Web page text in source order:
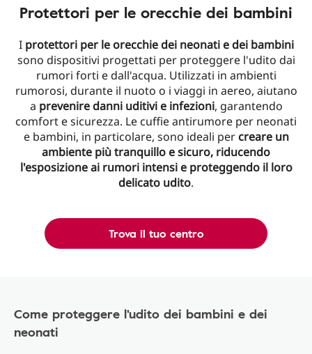
Protettori per le orecchie dei bambini
I protettori per le orecchie dei neonati e dei bambini
sono dispositivi progettati per proteggere l'udito dai
rumori forti e dall'acqua. Utilizzati in ambienti
rumorosi, durante il nuoto o i viaggi in aereo, aiutano
a prevenire danni uditivi e infezioni, garantendo
comfort e sicurezza. Le cuffie antirumore per neonati
e bambini, in particolare, sono ideali per creare un
ambiente più tranquillo e sicuro, riducendo
l'esposizione ai rumori intensi e proteggendo il loro
delicato udito.
Trova il tuo centro
Come proteggere l'udito dei bambini e dei
neonati